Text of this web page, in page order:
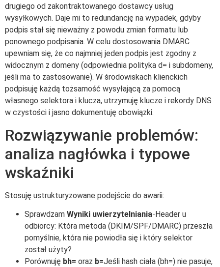
drugiego od zakontraktowanego dostawcy usług
wysyłkowych. Daje mi to redundancję na wypadek, gdyby
podpis stał się nieważny z powodu zmian formatu lub
ponownego podpisania. W celu dostosowania DMARC
upewniam się, że co najmniej jeden podpis jest zgodny z
widocznym z domeny (odpowiednia polityka d= i subdomeny,
jeśli ma to zastosowanie). W środowiskach klienckich
podpisuję każdą tożsamość wysyłającą za pomocą
własnego selektora i klucza, utrzymuję klucze i rekordy DNS
w czystości i jasno dokumentuję obowiązki.
Rozwiązywanie problemów:
analiza nagłówka i typowe
wskaźniki
Stosuję ustrukturyzowane podejście do awarii:
Sprawdzam Wyniki uwierzytelniania-Header u
odbiorcy: Która metoda (DKIM/SPF/DMARC) przeszła
pomyślnie, która nie powiodła się i który selektor
został użyty?
Porównuję bh= oraz b=Jeśli hash ciała (bh=) nie pasuje,